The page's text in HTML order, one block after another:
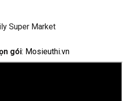
Super Market
gói: Mosieuthi.vn